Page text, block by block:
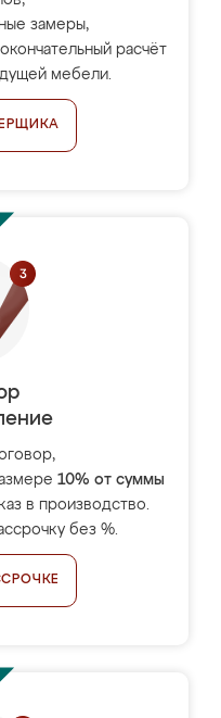
замеры,
расчёт
мебели.
10% от суммы
в производство.
без %.